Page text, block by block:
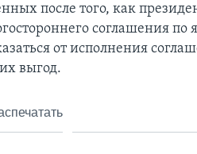
после того, как
соглашения по
от исполнения
выгод.